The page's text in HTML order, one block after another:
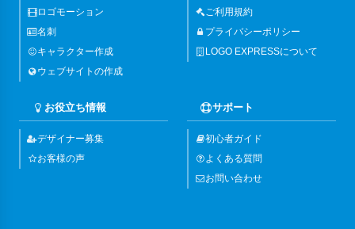
ロゴモーション
名刺
キャラクター作成
ウェブサイトの作成
ご利用規約
プライバシーポリシー
LOGO EXPRESSについて
お役立ち情報
デザイナー募集
お客様の声
サポート
初心者ガイド
よくある質問
お問い合わせ